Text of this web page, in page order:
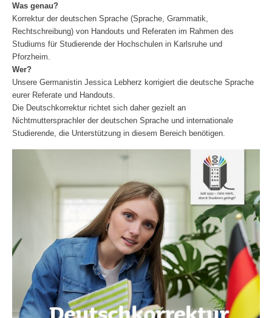
Was genau?
Korrektur der deutschen Sprache (Sprache, Grammatik,
Rechtschreibung) von Handouts und Referaten im Rahmen des
Studiums für Studierende der Hochschulen in Karlsruhe und
Pforzheim.
Wer?
Unsere Germanistin Jessica Lebherz korrigiert die deutsche Sprache
eurer Referate und Handouts.
Die Deutschkorrektur richtet sich daher gezielt an
Nichtmuttersprachler der deutschen Sprache und internationale
Studierende, die Unterstützung in diesem Bereich benötigen.